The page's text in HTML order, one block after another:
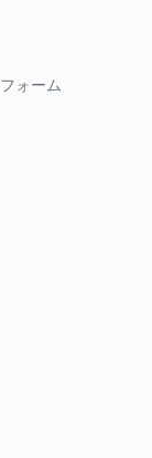
ォーム